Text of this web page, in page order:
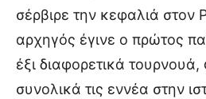
σέρβιρε την κεφαλιά στον
αρχηγός έγινε ο πρώτος
έξι διαφορετικά
συνολικά τις εννέα στην